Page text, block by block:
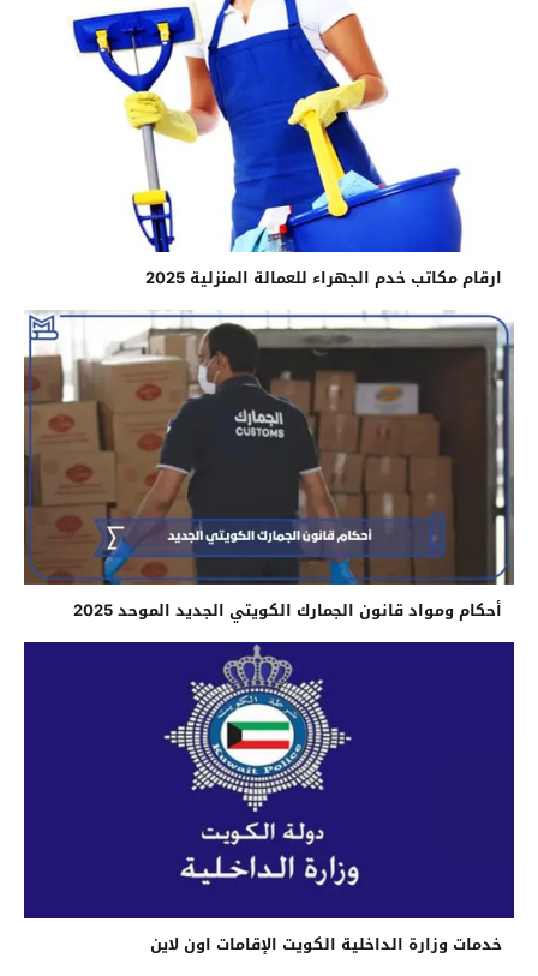
ارقام مكاتب خدم الجهراء للعمالة المنزلية 2025
أحكام ومواد قانون الجمارك الكويتي الجديد الموحد 2025
خدمات وزارة الداخلية الكويت الإقامات اون لاين